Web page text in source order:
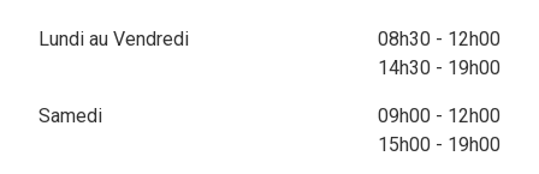
Lundi au Vendredi
08h30 - 12h00
14h30 - 19h00
Samedi
09h00 - 12h00
15h00 - 19h00